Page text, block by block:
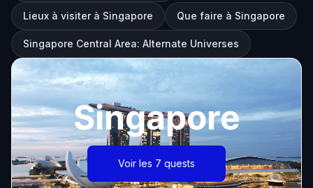
Lieux à visiter à Singapore Que faire à Singapore
Singapore Central Area: Alternate Universes
Singapore
Voir les 7 quests